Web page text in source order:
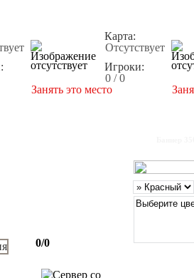
Карта:
Отсутствует
Игроки:
0 / 0
Занять это место
0/0